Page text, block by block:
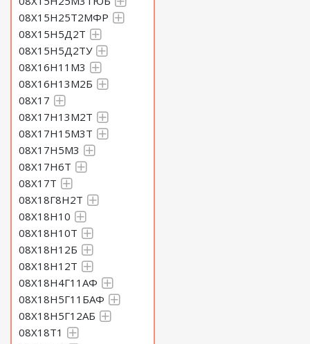
08Х15Н25Т2МФР
08Х15Н5Д2Т
08Х15Н5Д2ТУ
08Х16Н11М3
08Х16Н13М2Б
08Х17
08Х17Н13М2Т
08Х17Н15М3Т
08Х17Н5М3
08Х17Н6Т
08Х17Т
08Х18Г8Н2Т
08Х18Н10
08Х18Н10Т
08Х18Н12Б
08Х18Н12Т
08Х18Н4Г11АФ
08Х18Н5Г11БАФ
08Х18Н5Г12АБ
08Х18Т1